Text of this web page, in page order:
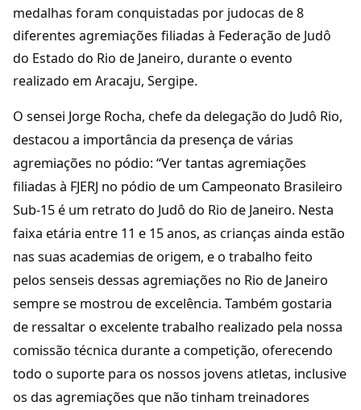
medalhas foram conquistadas por judocas de 8
diferentes agremiações filiadas à Federação de Judô
do Estado do Rio de Janeiro, durante o evento
realizado em Aracaju, Sergipe.
O sensei Jorge Rocha, chefe da delegação do Judô Rio,
destacou a importância da presença de várias
agremiações no pódio: “Ver tantas agremiações
filiadas à FJERJ no pódio de um Campeonato Brasileiro
Sub-15 é um retrato do Judô do Rio de Janeiro. Nesta
faixa etária entre 11 e 15 anos, as crianças ainda estão
nas suas academias de origem, e o trabalho feito
pelos senseis dessas agremiações no Rio de Janeiro
sempre se mostrou de excelência. Também gostaria
de ressaltar o excelente trabalho realizado pela nossa
comissão técnica durante a competição, oferecendo
todo o suporte para os nossos jovens atletas, inclusive
os das agremiações que não tinham treinadores